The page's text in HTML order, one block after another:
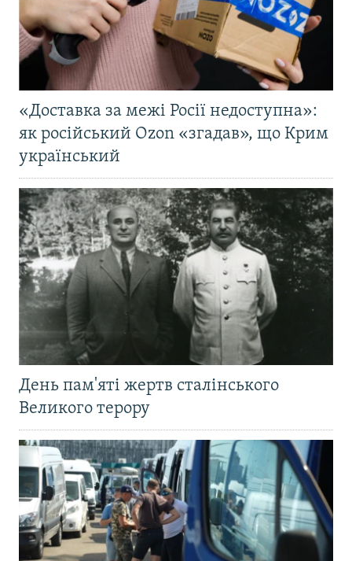
«Доставка за межі Росії недоступна»:
як російський Ozon «згадав», що Крим
український
День пам'яті жертв сталінського
Великого терору